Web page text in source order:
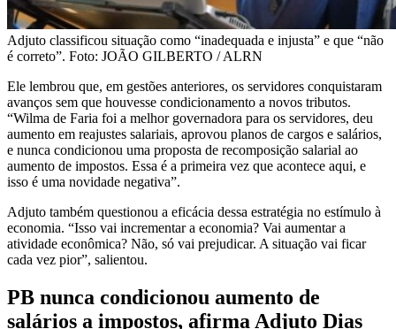
Adjuto classificou situação como “inadequada e injusta” e que “não
é correto”. Foto: JOÃO GILBERTO / ALRN
Ele lembrou que, em gestões anteriores, os servidores conquistaram
avanços sem que houvesse condicionamento a novos tributos.
“Wilma de Faria foi a melhor governadora para os servidores, deu
aumento em reajustes salariais, aprovou planos de cargos e salários,
e nunca condicionou uma proposta de recomposição salarial ao
aumento de impostos. Essa é a primeira vez que acontece aqui, e
isso é uma novidade negativa”.
Adjuto também questionou a eficácia dessa estratégia no estímulo à
economia. “Isso vai incrementar a economia? Vai aumentar a
atividade econômica? Não, só vai prejudicar. A situação vai ficar
cada vez pior”, salientou.
PB nunca condicionou aumento de
salários a impostos, afirma Adjuto Dias